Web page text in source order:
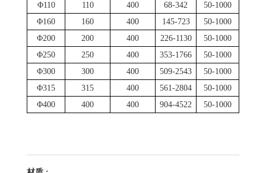
Φ110
110 400 68-342
50-1000
Φ160
160 400 145-723
50-1000
Φ200
200 400 226-1130
50-1000
Φ250
250 400 353-1766
50-1000
Φ300
300 400 509-2543
50-1000
Φ315
315 400 561-2804
50-1000
Φ400
400 400 904-4522 50-1000